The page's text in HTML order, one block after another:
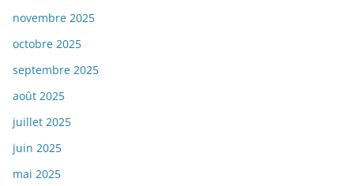
novembre 2025
octobre 2025
septembre 2025
août 2025
juillet 2025
juin 2025
mai 2025